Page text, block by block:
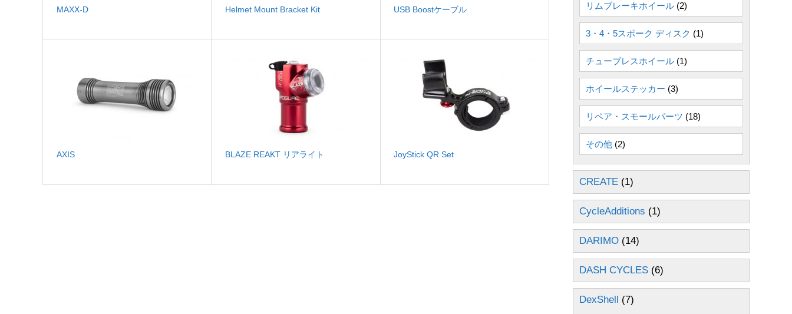
MAXX-D Helmet Mount Bracket Kit USB Boostケーブル
AXIS BLAZE REAKT リアライト JoyStick QR Set
リムブレーキホイール (2)
3・4・5スポーク ディスク (1)
チューブレスホイール (1)
ホイールステッカー (3)
リペア・スモールパーツ (18)
その他 (2)
CREATE (1)
CycleAdditions (1)
DARIMO (14)
DASH CYCLES (6)
DexShell (7)